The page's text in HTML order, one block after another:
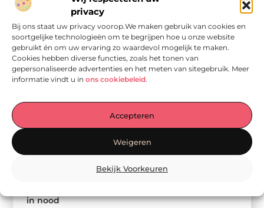
privacy
Bij ons staat uw privacy voorop.We maken gebruik van cookies en
soortgelijke technologieën om te begrijpen hoe u onze website
gebruikt én om uw ervaring zo waardevol mogelijk te maken.
Cookies hebben diverse functies, zoals het tonen van
gepersonaliseerde advertenties en het meten van sitegebruik. Meer
informatie vindt u in ons cookiebeleid.
Accepteren
Weigeren
Bekijk Voorkeuren
in nood